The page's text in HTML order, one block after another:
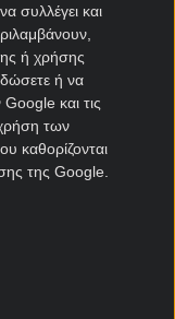
συλλέγει και
ή χρήσης
δώσετε ή να
και τις
των
καθορίζονται
της Google.